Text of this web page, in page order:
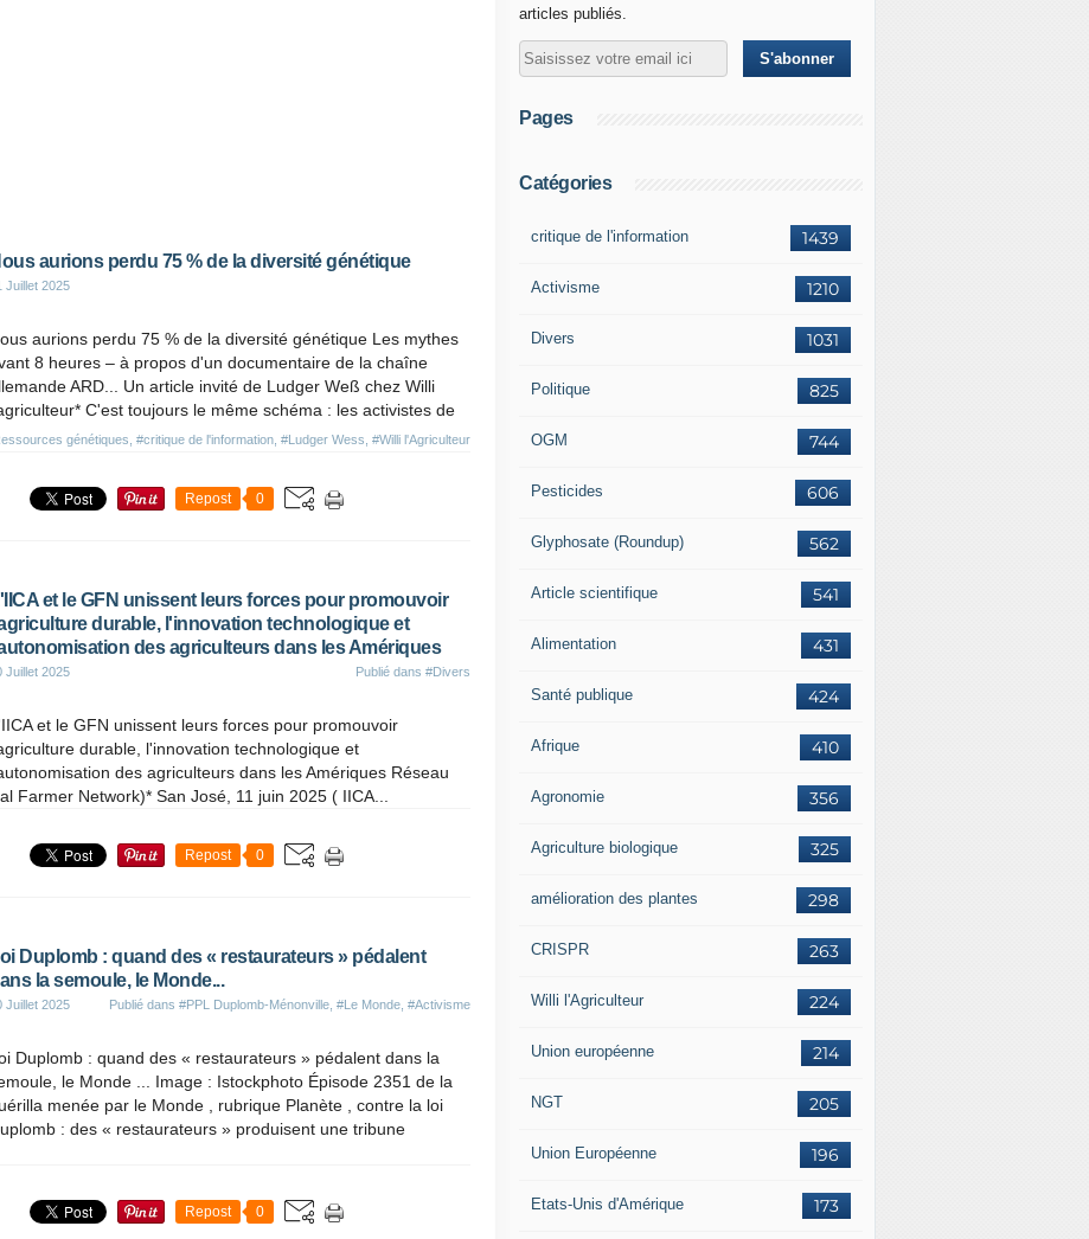
aurions perdu 75 % de la diversité génétique
Juillet 2025
génétiques #critique de l'information #Ludger Wess #Willi l'Agriculteur
aurions perdu 75 % de la diversité génétique Les mythes
8 heures – à propos d'un documentaire de la chaîne
ARD... Un article invité de Ludger Weß chez Willi
C'est toujours le même schéma : les activistes de
Repost 0
et le GFN unissent leurs forces pour promouvoir
durable, l'innovation technologique et
des agriculteurs dans les Amériques
Juillet 2025 Publié dans #Divers
et le GFN unissent leurs forces pour promouvoir
durable, l'innovation technologique et
des agriculteurs dans les Amériques Réseau
Farmer Network)* San José, 11 juin 2025 ( IICA...
Repost 0
Duplomb : quand des « restaurateurs » pédalent
la semoule, le Monde...
Juillet 2025 Publié dans #PPL Duplomb-Ménonville #Le Monde #Activisme
Duplomb : quand des « restaurateurs » pédalent dans la
le Monde ... Image : Istockphoto Épisode 2351 de la
menée par le Monde , rubrique Planète , contre la loi
: des « restaurateurs » produisent une tribune
Repost 0
articles publiés.
Pages
Catégories
1439
critique de l'information
1210
Activisme
1031
Divers
825
Politique
744
OGM
606
Pesticides
562
Glyphosate (Roundup)
541
Article scientifique
431
Alimentation
424
Santé publique
410
Afrique
356
Agronomie
325
Agriculture biologique
298
amélioration des plantes
263
CRISPR
224
Willi l'Agriculteur
214
Union européenne
205
NGT
196
Union Européenne
173
Etats-Unis d'Amérique